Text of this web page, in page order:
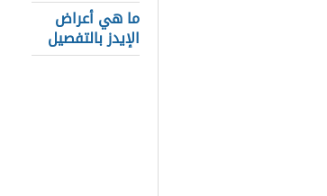
ما هي أعراض
الإيدز بالتفصيل